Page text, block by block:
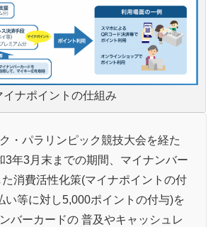
イナポイントの仕組み
・パラリンピック競技大会を経た
3年3月末までの期間、マイナンバー
消費活性化策(マイナポイントの付
い等に対し5,000ポイントの付与)を
バーカードの 普及やキャッシュレ